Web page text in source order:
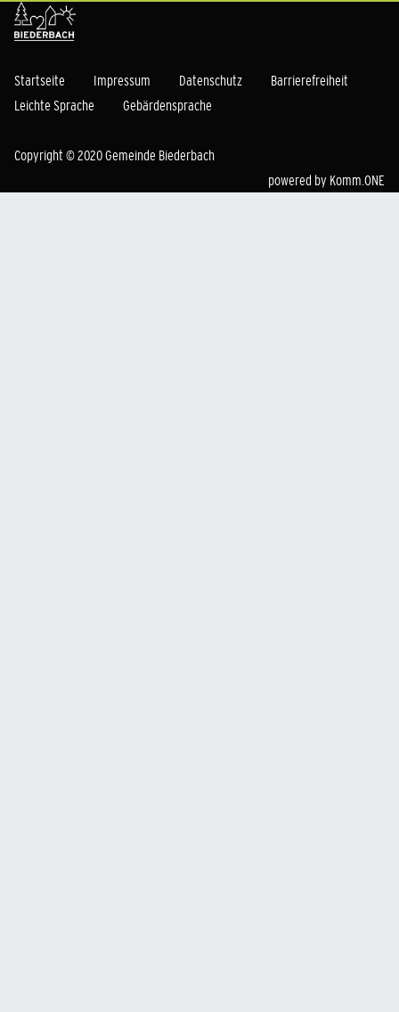
Startseite Impressum Datenschutz
Barrierefreiheit
Leichte Sprache
Gebärdensprache
Copyright © 2020 Gemeinde Biederbach
powered by Komm.ONE